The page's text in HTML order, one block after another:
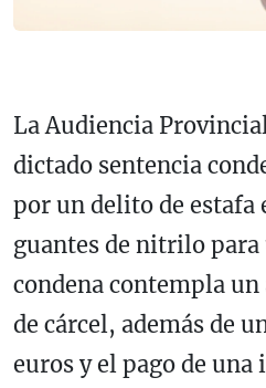
La Audiencia
dictado sentencia
por un delito de estafa
guantes de nitrilo
condena contempla un
de cárcel, además de
euros y el pago de